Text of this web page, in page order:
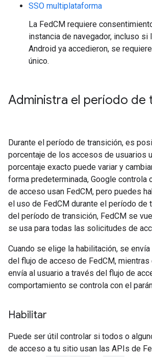
SSO multiplataforma
La FedCM requiere
instancia de navegador, incluso si
Android ya accedieron, se
único.
Administra el período de
Durante el período de transición, es
porcentaje de los accesos de usuarios
porcentaje exacto puede variar y
forma predeterminada, Google controla
de acceso usan FedCM, pero puedes
el uso de FedCM durante el período de
del período de transición, FedCM se
se usa para todas las solicitudes de
Cuando se elige la habilitación, se
del flujo de acceso de FedCM, mientras
envía al usuario a través del flujo de
comportamiento se controla con el
Habilitar
Puede ser útil controlar si todos o
de acceso a tu sitio usan las APIs de